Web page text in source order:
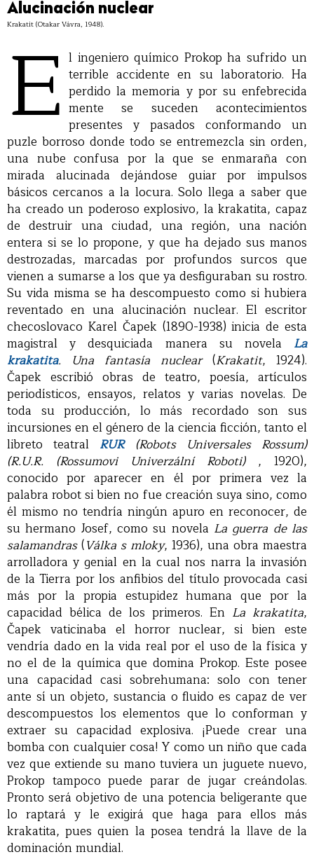
Alucinación nuclear
Krakatit (Otakar Vávra, 1948).
E l ingeniero químico Prokop ha sufrido un
terrible accidente en su laboratorio. Ha
perdido la memoria y por su enfebrecida
mente se suceden acontecimientos
presentes y pasados conformando un
puzle borroso donde todo se entremezcla sin orden,
una nube confusa por la que se enmaraña con
mirada alucinada dejándose guiar por impulsos
básicos cercanos a la locura. Solo llega a saber que
ha creado un poderoso explosivo, la krakatita, capaz
de destruir una ciudad, una región, una nación
entera si se lo propone, y que ha dejado sus manos
destrozadas, marcadas por profundos surcos que
vienen a sumarse a los que ya desfiguraban su rostro.
Su vida misma se ha descompuesto como si hubiera
reventado en una alucinación nuclear. El escritor
checoslovaco Karel Čapek (1890-1938) inicia de esta
magistral y desquiciada manera su novela La
krakatita. Una fantasía nuclear(Krakatit, 1924).
Čapek escribió obras de teatro, poesía, artículos
periodísticos, ensayos, relatos y varias novelas. De
toda su producción, lo más recordado son sus
incursiones en el género de la ciencia ficción, tanto el
libreto teatral RUR(Robots Universales Rossum)
(R.U.R. (Rossumovi Univerzální Roboti) , 1920),
conocido por aparecer en él por primera vez la
palabra robot si bien no fue creación suya sino, como
él mismo no tendría ningún apuro en reconocer, de
su hermano Josef, como su novela La guerra de las
salamandras(Válka s mloky, 1936), una obra maestra
arrolladora y genial en la cual nos narra la invasión
de la Tierra por los anfibios del título provocada casi
más por la propia estupidez humana que por la
capacidad bélica de los primeros. En La krakatita,
Čapek vaticinaba el horror nuclear, si bien este
vendría dado en la vida real por el uso de la física y
no el de la química que domina Prokop. Este posee
una capacidad casi sobrehumana: solo con tener
ante sí un objeto, sustancia o fluido es capaz de ver
descompuestos los elementos que lo conforman y
extraer su capacidad explosiva. ¡Puede crear una
bomba con cualquier cosa! Y como un niño que cada
vez que extiende su mano tuviera un juguete nuevo,
Prokop tampoco puede parar de jugar creándolas.
Pronto será objetivo de una potencia beligerante que
lo raptará y le exigirá que haga para ellos más
krakatita, pues quien la posea tendrá la llave de la
dominación mundial.